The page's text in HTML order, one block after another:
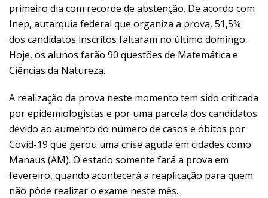
primeiro dia com recorde de abstenção. De acordo com
Inep, autarquia federal que organiza a prova, 51,5%
dos candidatos inscritos faltaram no último domingo.
Hoje, os alunos farão 90 questões de Matemática e
Ciências da Natureza.
A realização da prova neste momento tem sido criticada
por epidemiologistas e por uma parcela dos candidatos
devido ao aumento do número de casos e óbitos por
Covid-19 que gerou uma crise aguda em cidades como
Manaus (AM). O estado somente fará a prova em
fevereiro, quando acontecerá a reaplicação para quem
não pôde realizar o exame neste mês.